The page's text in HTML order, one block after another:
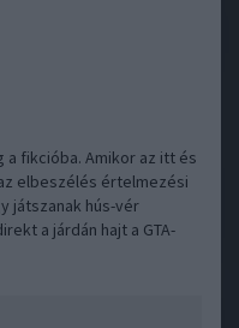
a fikcióba. Amikor az itt és
elbeszélés értelmezési
játszanak hús-vér
a járdán hajt a GTA-